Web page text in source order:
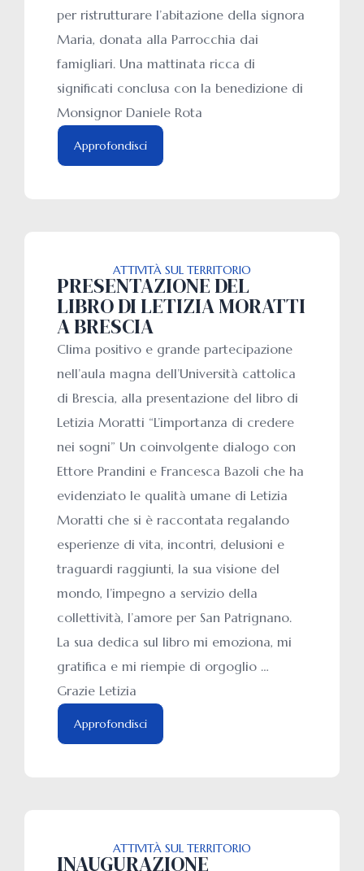
per ristrutturare l’abitazione della signora
Maria, donata alla Parrocchia dai
famigliari. Una mattinata ricca di
significati conclusa con la benedizione di
Monsignor Daniele Rota
Approfondisci
ATTIVITÀ SUL TERRITORIO
PRESENTAZIONE DEL
LIBRO DI LETIZIA MORATTI
A BRESCIA
Clima positivo e grande partecipazione
nell’aula magna dell’Università cattolica
di Brescia, alla presentazione del libro di
Letizia Moratti “L’importanza di credere
nei sogni” Un coinvolgente dialogo con
Ettore Prandini e Francesca Bazoli che ha
evidenziato le qualità umane di Letizia
Moratti che si è raccontata regalando
esperienze di vita, incontri, delusioni e
traguardi raggiunti, la sua visione del
mondo, l’impegno a servizio della
collettività, l’amore per San Patrignano.
La sua dedica sul libro mi emoziona, mi
gratifica e mi riempie di orgoglio …
Grazie Letizia
Approfondisci
ATTIVITÀ SUL TERRITORIO
INAUGURAZIONE